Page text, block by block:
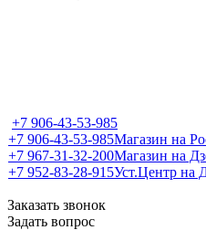
+7 906-43-53-985
+7 906-43-53-985Магазин на
+7 967-31-32-200Магазин на
+7 952-83-28-915Уст.Центр на
Заказать звонок
Задать вопрос